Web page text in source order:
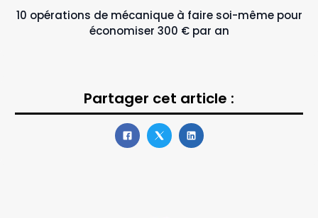
10 opérations de mécanique à faire soi-même pour
économiser 300 € par an
Partager cet article :